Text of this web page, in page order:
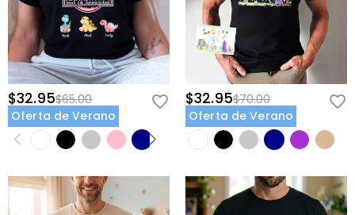
$32.95$65.00
Oferta de Verano
$32.95$70.00
Oferta de Verano